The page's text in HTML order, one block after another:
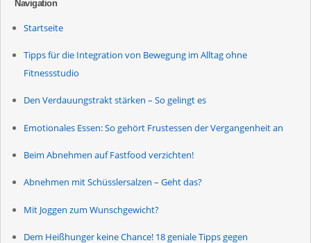
Navigation
Startseite
Tipps für die Integration von Bewegung im Alltag ohne
Fitnessstudio
Den Verdauungstrakt stärken – So gelingt es
Emotionales Essen: So gehört Frustessen der Vergangenheit an
Beim Abnehmen auf Fastfood verzichten!
Abnehmen mit Schüsslersalzen – Geht das?
Mit Joggen zum Wunschgewicht?
Dem Heißhunger keine Chance! 18 geniale Tipps gegen